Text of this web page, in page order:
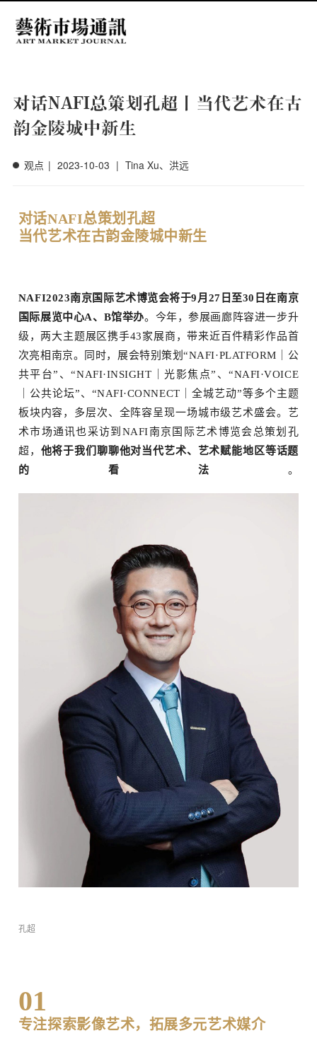
菜单
EN
搜索
对话NAFI总策划孔超丨当代艺术在古
韵金陵城中新生
观点 | 2023-10-03 | Tina Xu、洪远
对话NAFI总策划孔超
当代艺术在古韵金陵城中新生
NAFI2023南京国际艺术博览会将于9月27日至30日在南京
国际展览中心A、B馆举办。 今年，参展画廊阵容进一步升
级，两大主题展区携手43家展商，带来近百件精彩作品首
次亮相南京。同时，展会特别策划“NAFI·PLATFORM｜公
共平台” 、“NAFI·INSIGHT｜光影焦点” 、“NAFI·VOICE
｜公共论坛”、 “NAFI·CONNECT｜全城艺动”等多个主题
板块内容，多层次、全阵容呈现一场城市级艺术盛会。 艺
术市场通讯也采访到NAFI南京国际艺术博览会总策划孔
超 ， 他将于我们聊聊他对当代艺术、 艺术赋能地区等话题
的看法 。
孔超
01
专注探索影像艺术，拓展多元艺术媒介